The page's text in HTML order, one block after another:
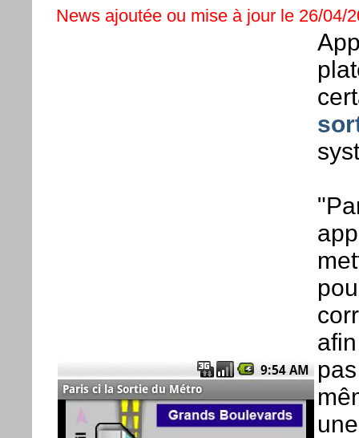
News ajoutée ou mise à jour le 26/04/